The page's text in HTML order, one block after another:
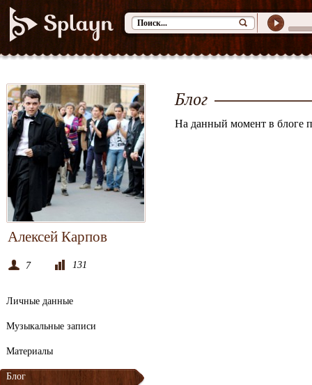
Алексей Карпов
7 131
Личные данные
Музыкальные записи
Материалы
Блог
Блог
На данный момент в блоге